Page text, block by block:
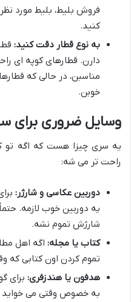
فروش بلیط، بلیط مورد
کنید.
به نوع قطار دقت کنید:
دارن. قطارهای کوپه ای
مناسبن، در حالی که
خوبن.
وسایل ضروری برای
یه سری چیزا هست که اگه تو
راحت تر می شه:
دوربین عکاسی و شارژر:
یه دوربین خوب لازمه.
شارژش تموم نشه.
کتاب یا مجله: اگه اهل
تموم کردن اون کتابی که
هدفون یا هندزفری: برای
به خصوص وقتی می خواید